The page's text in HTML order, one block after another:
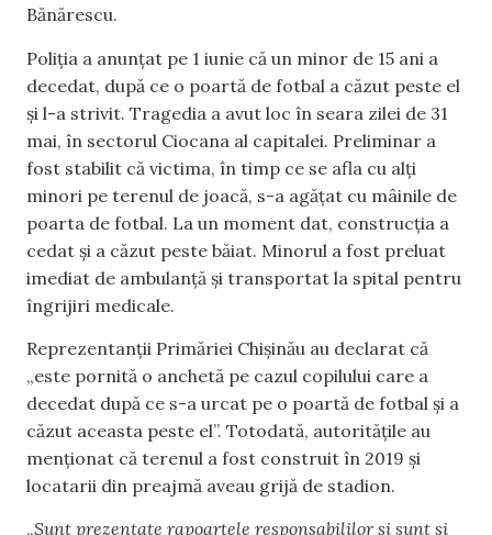
Bănărescu.
Poliția a anunțat pe 1 iunie că un minor de 15 ani a
decedat, după ce o poartă de fotbal a căzut peste el
și l-a strivit. Tragedia a avut loc în seara zilei de 31
mai, în sectorul Ciocana al capitalei. Preliminar a
fost stabilit că victima, în timp ce se afla cu alți
minori pe terenul de joacă, s-a agățat cu mâinile de
poarta de fotbal. La un moment dat, construcția a
cedat și a căzut peste băiat. Minorul a fost preluat
imediat de ambulanță și transportat la spital pentru
îngrijiri medicale.
Reprezentanții Primăriei Chișinău au declarat că
„este pornită o anchetă pe cazul copilului care a
decedat după ce s-a urcat pe o poartă de fotbal și a
căzut aceasta peste el”. Totodată, autoritățile au
menționat că terenul a fost construit în 2019 și
locatarii din preajmă aveau grijă de stadion.
„Sunt prezentate rapoartele responsabililor și sunt și